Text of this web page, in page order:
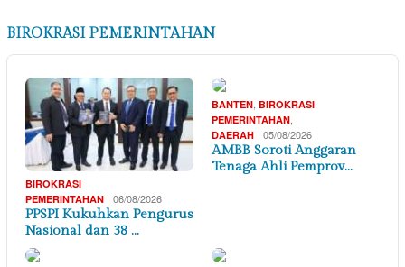
BIROKRASI PEMERINTAHAN
BIROKRASI
PEMERINTAHAN
06/08/2026
PPSPI Kukuhkan Pengurus
Nasional dan 38 …
BANTEN BIROKRASI
PEMERINTAHAN
DAERAH 05/08/2026
AMBB Soroti Anggaran
Tenaga Ahli Pemprov…